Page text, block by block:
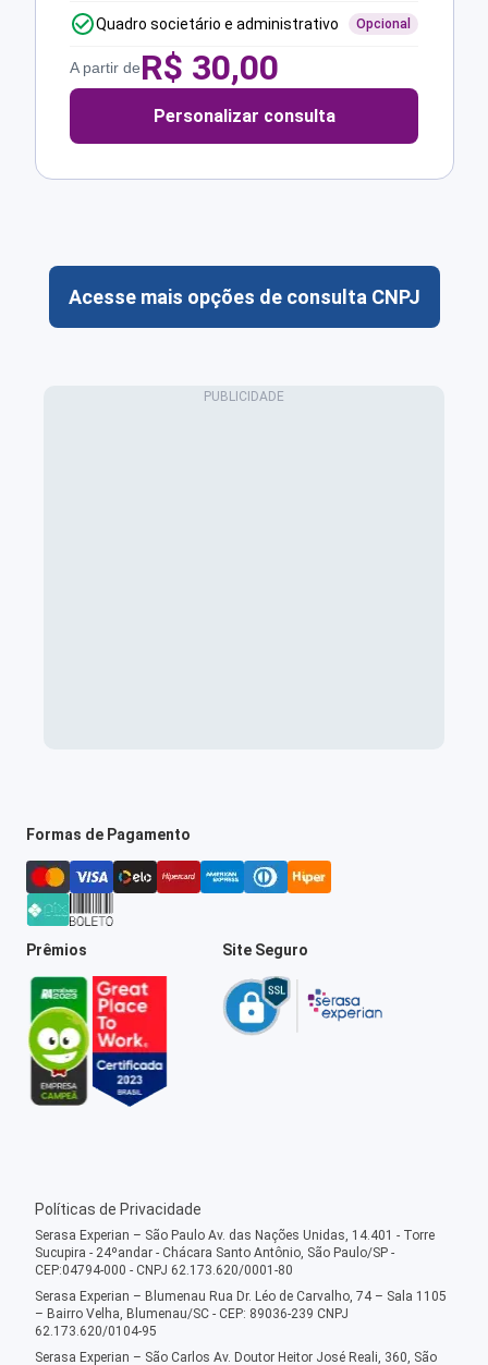
Quadro societário e administrativo Opcional
A partir deR$ 30,00
Personalizar consulta
Acesse mais opções de consulta CNPJ
Formas de Pagamento
Prêmios Site Seguro
Políticas de Privacidade
Serasa Experian – São Paulo Av. das Nações Unidas, 14.401 - Torre
Sucupira - 24ºandar - Chácara Santo Antônio, São Paulo/SP -
CEP:04794-000 - CNPJ 62.173.620/0001-80
Serasa Experian – Blumenau Rua Dr. Léo de Carvalho, 74 – Sala 1105
– Bairro Velha, Blumenau/SC - CEP: 89036-239 CNPJ
62.173.620/0104-95
Serasa Experian – São Carlos Av. Doutor Heitor José Reali, 360, São